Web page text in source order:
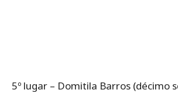
5º lugar – Domitila Barros (décimo